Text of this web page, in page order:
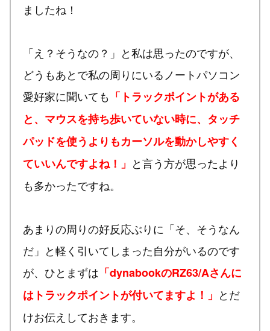
ましたね！
「え？そうなの？」と私は思ったのですが、
どうもあとで私の周りにいるノートパソコン
愛好家に聞いても 「トラックポイントがある
と、マウスを持ち歩いていない時に、タッチ
パッドを使うよりもカーソルを動かしやすく
ていいんですよね！」 と言う方が思ったより
も多かったですね。
あまりの周りの好反応ぶりに「そ、そうなん
だ」と軽く引いてしまった自分がいるのです
が、ひとまずは 「dynabookのRZ63/Aさんに
はトラックポイントが付いてますよ！」 とだ
けお伝えしておきます。